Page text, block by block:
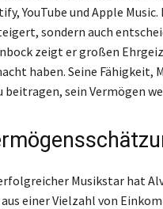
YouTube und Apple
sondern auch
zeigt er großen
haben. Seine Fähigkeit,
beitragen, sein Vermögen
Musikstar hat
einer Vielzahl von